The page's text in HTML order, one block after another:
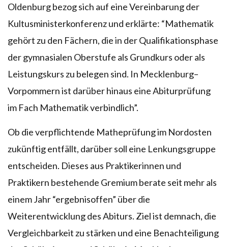
Oldenburg bezog sich auf eine Vereinbarung der
Kultusministerkonferenz und erklärte: “Mathematik
gehört zu den Fächern, die in der Qualifikationsphase
der gymnasialen Oberstufe als Grundkurs oder als
Leistungskurs zu belegen sind. In Mecklenburg–
Vorpommern ist darüber hinaus eine Abiturprüfung
im Fach Mathematik verbindlich”.
Ob die verpflichtende Matheprüfung im Nordosten
zukünftig entfällt, darüber soll eine Lenkungsgruppe
entscheiden. Dieses aus Praktikerinnen und
Praktikern bestehende Gremium berate seit mehr als
einem Jahr “ergebnisoffen” über die
Weiterentwicklung des Abiturs. Ziel ist demnach, die
Vergleichbarkeit zu stärken und eine Benachteiligung